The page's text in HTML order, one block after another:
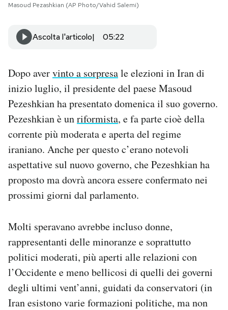
Area Personale
Newsletter
Notifiche mobile
Regala il Post
Hai bisogno di aiuto?
Masoud Pezashkian (AP Photo/Vahid Salemi)
Ascolta l'articolo 05:22
Dopo avervinto a sorpresale elezioni in Iran di
inizio luglio, il presidente del paese Masoud
Pezeshkian ha presentato domenica il suo governo.
Pezeshkian è unriformista, e fa parte cioè della
corrente più moderata e aperta del regime
iraniano. Anche per questo c’erano notevoli
aspettative sul nuovo governo, che Pezeshkian ha
proposto ma dovrà ancora essere confermato nei
prossimi giorni dal parlamento.
Molti speravano avrebbe incluso donne,
rappresentanti delle minoranze e soprattutto
politici moderati, più aperti alle relazioni con
l’Occidente e meno bellicosi di quelli dei governi
degli ultimi vent’anni, guidati da conservatori (in
Iran esistono varie formazioni politiche, ma non